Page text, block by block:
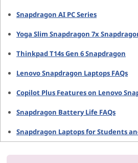
Snapdragon AI PC Series
Yoga Slim Snapdragon 7x
Thinkpad T14s Gen 6 Snapdragon
Lenovo Snapdragon Laptops FAQs
Copilot Plus Features on Lenovo
Snapdragon Battery Life FAQs
Snapdragon Laptops for Students